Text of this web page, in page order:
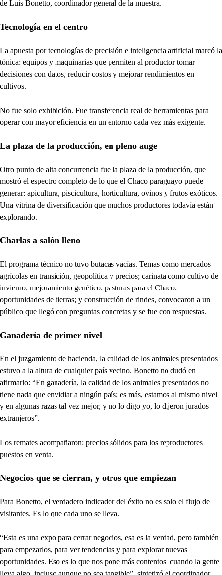
de Luis Bonetto, coordinador general de la muestra.
Tecnología en el centro
La apuesta por tecnologías de precisión e inteligencia artificial marcó la
tónica: equipos y maquinarias que permiten al productor tomar
decisiones con datos, reducir costos y mejorar rendimientos en
cultivos.
No fue solo exhibición. Fue transferencia real de herramientas para
operar con mayor eficiencia en un entorno cada vez más exigente.
La plaza de la producción, en pleno auge
Otro punto de alta concurrencia fue la plaza de la producción, que
mostró el espectro completo de lo que el Chaco paraguayo puede
generar: apicultura, piscicultura, horticultura, ovinos y frutos exóticos.
Una vitrina de diversificación que muchos productores todavía están
explorando.
Charlas a salón lleno
El programa técnico no tuvo butacas vacías. Temas como mercados
agrícolas en transición, geopolítica y precios; carinata como cultivo de
invierno; mejoramiento genético; pasturas para el Chaco;
oportunidades de tierras; y construcción de rindes, convocaron a un
público que llegó con preguntas concretas y se fue con respuestas.
Ganadería de primer nivel
En el juzgamiento de hacienda, la calidad de los animales presentados
estuvo a la altura de cualquier país vecino. Bonetto no dudó en
afirmarlo: “En ganadería, la calidad de los animales presentados no
tiene nada que envidiar a ningún país; es más, estamos al mismo nivel
y en algunas razas tal vez mejor, y no lo digo yo, lo dijeron jurados
extranjeros”.
Los remates acompañaron: precios sólidos para los reproductores
puestos en venta.
Negocios que se cierran, y otros que empiezan
Para Bonetto, el verdadero indicador del éxito no es solo el flujo de
visitantes. Es lo que cada uno se lleva.
“Esta es una expo para cerrar negocios, esa es la verdad, pero también
para empezarlos, para ver tendencias y para explorar nuevas
oportunidades. Eso es lo que nos pone más contentos, cuando la gente